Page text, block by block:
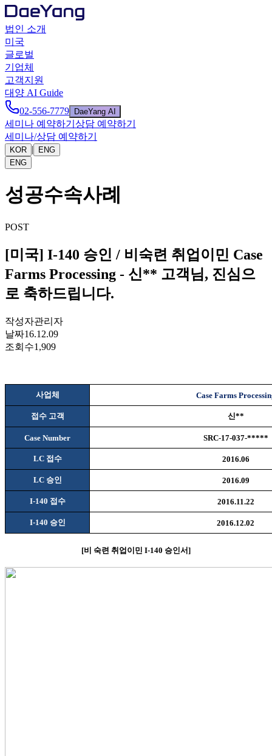
법인 소개
미국
글로벌
기업체
고객지원
대양 AI Guide
02-556-7779
DaeYang AI
세미나 예약하기 상담 예약하기
세미나/상담 예약하기
KOR |
ENG
ENG
성공수속사례
POST
[미국] I-140 승인 / 비숙련 취업이민 Case
Farms Processing - 신** 고객님, 진심으
로 축하드립니다.
작성자관리자
날짜16.12.09
조회수1,909
사업체 Case Farms
접수 고객 신**
Case Number SRC-17-037-*****
LC 접수 2016.06
LC 승인 2016.09
I-140 접수 2016.11.22
I-140 승인 2016.12.02
[비 숙련 취업이민 I-140 승인서]